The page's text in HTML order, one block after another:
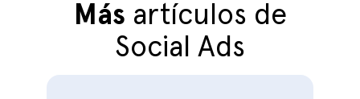
Más artículos de
Social Ads